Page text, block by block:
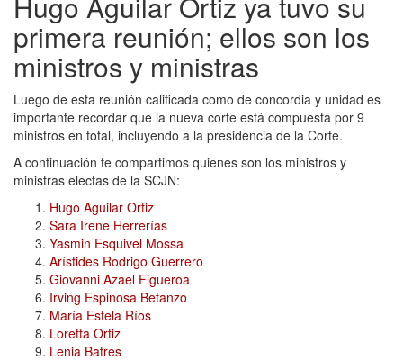
primera reunión; ellos son los
ministros y ministras
Luego de esta reunión calificada como de concordia y unidad es
importante recordar que la nueva corte está compuesta por 9
ministros en total, incluyendo a la presidencia de la Corte.
A continuación te compartimos quienes son los ministros y
ministras electas de la SCJN:
Hugo Aguilar Ortiz
Sara Irene Herrerías
Yasmin Esquivel Mossa
Arístides Rodrigo Guerrero
Giovanni Azael Figueroa
Irving Espinosa Betanzo
María Estela Ríos
Loretta Ortiz
Lenia Batres